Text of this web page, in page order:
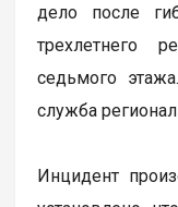
дело после
трехлетнего
седьмого
служба
Инцидент